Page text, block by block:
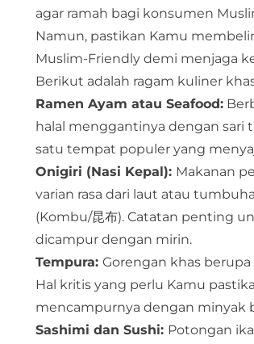
agar ramah bagi konsumen
Namun, pastikan Kamu
Muslim-Friendly demi menjaga
Berikut adalah ragam kuliner
Ramen Ayam atau Seafood:
halal menggantinya dengan sari
satu tempat populer yang
Onigiri (Nasi Kepal): Makanan
varian rasa dari laut atau
(Kombu/昆布). Catatan penting
dicampur dengan mirin.
Tempura: Gorengan khas
Hal kritis yang perlu Kamu
mencampurnya dengan minyak
Sashimi dan Sushi: Potongan